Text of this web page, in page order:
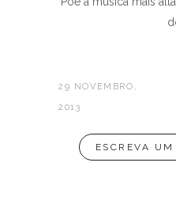
29 NOVEMBRO,
2013
ESCREVA